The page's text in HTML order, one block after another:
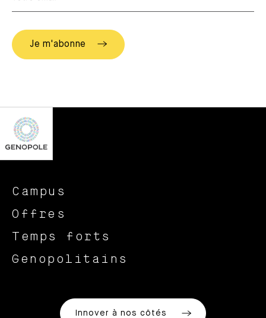
Campus
Offres
Temps forts
Genopolitains
Innover à nos côtés